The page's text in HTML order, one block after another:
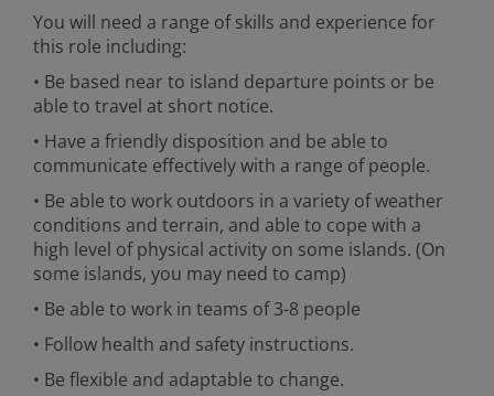
You will need a range of skills and experience for
this role including:
• Be based near to island departure points or be
able to travel at short notice.
• Have a friendly disposition and be able to
communicate effectively with a range of people.
• Be able to work outdoors in a variety of weather
conditions and terrain, and able to cope with a
high level of physical activity on some islands. (On
some islands, you may need to camp)
• Be able to work in teams of 3-8 people
• Follow health and safety instructions.
• Be flexible and adaptable to change.